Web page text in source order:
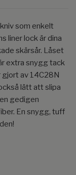
som enkelt
liner lock är dina
skärsår. Låset
extra snygg tack
gjort av 14C28N
lätt att slipa
gedigen
En snygg, tuff